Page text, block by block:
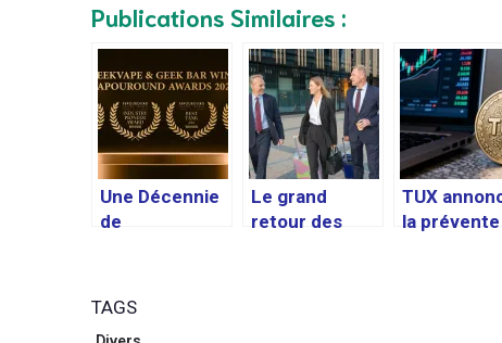
Publications Similaires :
Une Décennie
de
et Geek Bar
Récompensés
Le grand
retour des
TUX
la prévente
TAGS